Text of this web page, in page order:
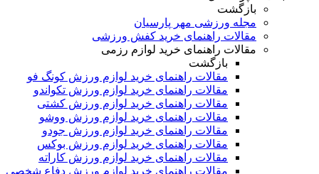
بازگشت
مجله ورزشی مهر پارسیان
مقالات راهنمای خرید کفش ورزشی
مقالات راهنمای خرید لوازم رزمی
بازگشت
مقالات راهنمای خرید لوازم ورزش کونگ فو
مقالات راهنمای خرید لوازم ورزش تکواندو
مقالات راهنمای خرید لوازم ورزش کشتی
مقالات راهنمای خرید لوازم ورزش ووشو
مقالات راهنمای خرید لوازم ورزش جودو
مقالات راهنمای خرید لوازم ورزش بوکس
مقالات راهنمای خرید لوازم ورزش کاراته
مقالات راهنمای خرید لوازم ورزش دفاع شخصی